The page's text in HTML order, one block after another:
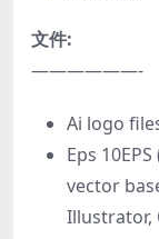
文件:
——————-
Ai logo
Eps
vector
Illustrator,